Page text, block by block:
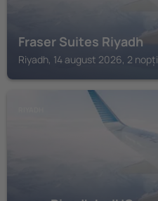
Fraser Suites Riyadh
Riyadh, 14 august 2026, 2 nopți